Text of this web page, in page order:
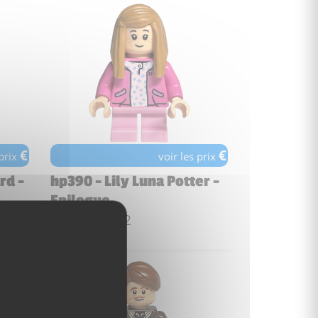
€
-
voir les prix €
hp390 - Lily Luna Potter -
Epilogue
Date de sortie :
août 2022